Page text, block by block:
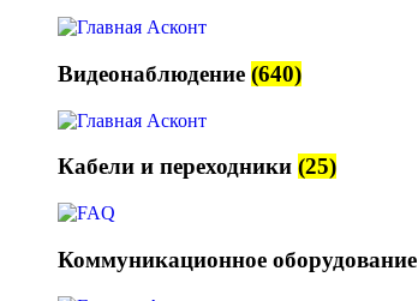
Видеонаблюдение (640)
Кабели и переходники (25)
Коммуникационное оборудование